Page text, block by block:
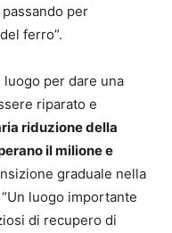
per
ferro”.
luogo per dare una
riparato e
riduzione della
il milione e
graduale nella
luogo importante
di recupero di